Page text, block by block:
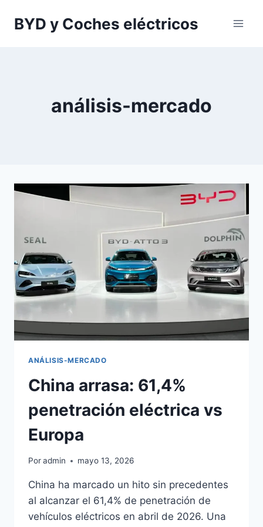
BYD y Coches eléctricos
análisis-mercado
ANÁLISIS-MERCADO
China arrasa: 61,4%
penetración eléctrica vs
Europa
Poradmin mayo 13, 2026
China ha marcado un hito sin precedentes
al alcanzar el 61,4% de penetración de
vehículos eléctricos en abril de 2026. Una